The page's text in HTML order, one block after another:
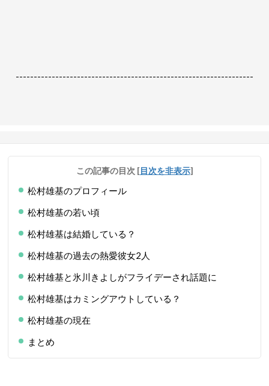
------------------------------------------------------------------
この記事の目次 [目次を非表示]
松村雄基のプロフィール
松村雄基の若い頃
松村雄基は結婚している？
松村雄基の過去の熱愛彼女2人
松村雄基と氷川きよしがフライデーされ話題に
松村雄基はカミングアウトしている？
松村雄基の現在
まとめ